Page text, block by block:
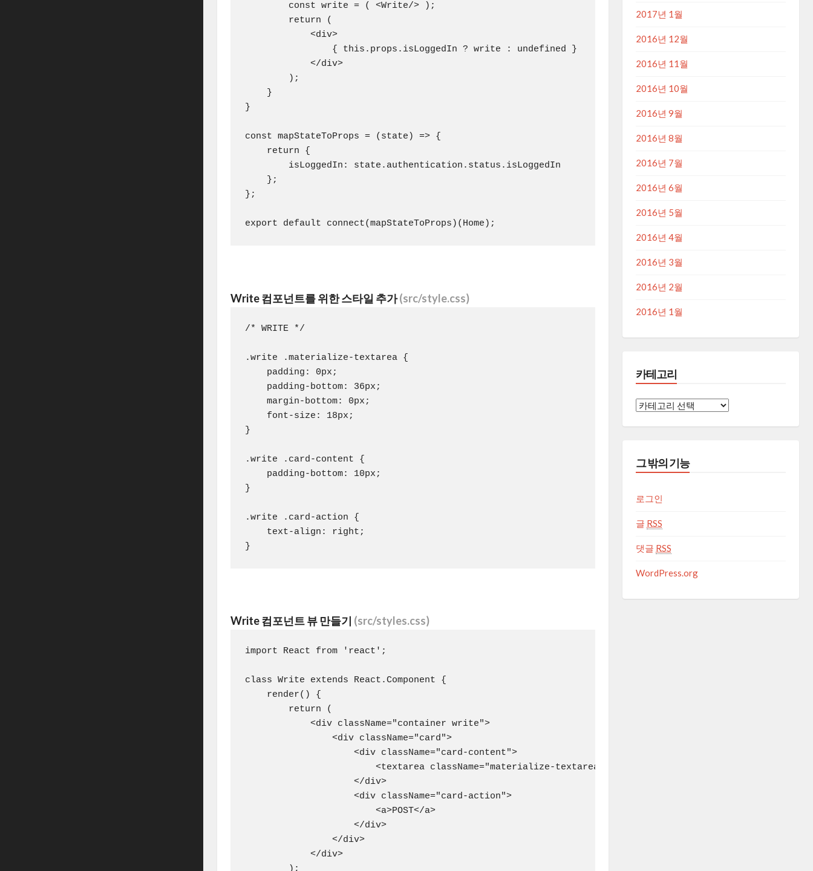
        const write = ( <Write/> );
        return (
            <div>
                { this.props.isLoggedIn ? write : undefined }
            </div>
        );
    }
}
const mapStateToProps = (state) => {
    return {
        isLoggedIn: state.authentication.status.isLoggedIn
    };
};
Write 컴포넌트를 위한 스타일 추가(src/style.css)
/* WRITE */
.write .materialize-textarea {
    padding: 0px;
    padding-bottom: 36px;
    margin-bottom: 0px;
    font-size: 18px;
}
.write .card-content {
    padding-bottom: 10px;
}
.write .card-action {
    text-align: right;
}
Write 컴포넌트 뷰 만들기 (src/styles.css)
import React from 'react';
class Write extends React.Component {
    render() {
        return (
            <div className="container write">
                <div className="card">
                    <div className="card-content">
<textarea className="materialize-textarea" placeholder="Write down your
                    </div>
                    <div className="card-action">
                        <a>POST</a>
                    </div>
                </div>
            </div>
2017년 1월
2016년 12월
2016년 11월
2016년 10월
2016년 9월
2016년 8월
2016년 7월
2016년 6월
2016년 5월
2016년 4월
2016년 3월
2016년 2월
2016년 1월
카테고리
카
그 밖의 기능
로그인
글 RSS
댓글 RSS
WordPress.org